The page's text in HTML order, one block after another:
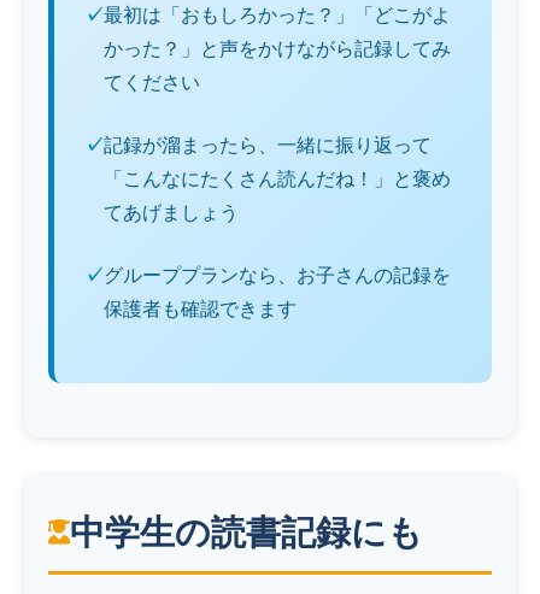
最初は「おもしろかった？」「どこがよ
かった？」と声をかけながら記録してみ
てください
記録が溜まったら、一緒に振り返って
「こんなにたくさん読んだね！」と褒め
てあげましょう
グループプランなら、お子さんの記録を
保護者も確認できます
中学生の読書記録にも